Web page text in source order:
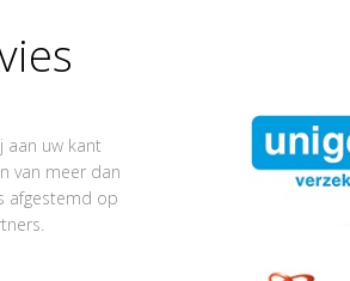
aan uw kant
van meer dan
afgestemd op